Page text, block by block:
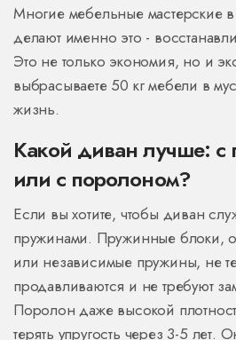
Многие мебельные мастерские в
делают именно это -
Это не только экономия, но и
выбрасываете 50 кг мебели в
жизнь.
Какой диван лучше:
или с поролоном?
Если вы хотите, чтобы диван
пружинами. Пружинные блоки,
или независимые пружины, не
продавливаются и не требуют
Поролон даже высокой
терять упругость через 3-5 лет.